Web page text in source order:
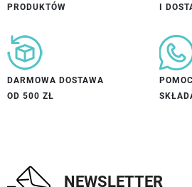
PRODUKTÓW
I
DARMOWA DOSTAWA
OD 500 ZŁ
NEWSLETTER